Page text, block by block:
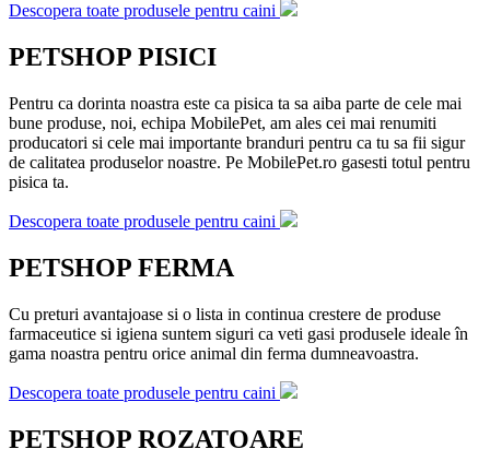
Descopera toate produsele pentru caini
PETSHOP PISICI
Pentru ca dorinta noastra este ca pisica ta sa aiba parte de cele mai
bune produse, noi, echipa MobilePet, am ales cei mai renumiti
producatori si cele mai importante branduri pentru ca tu sa fii sigur
de calitatea produselor noastre. Pe MobilePet.ro gasesti totul pentru
pisica ta.
Descopera toate produsele pentru caini
PETSHOP FERMA
Cu preturi avantajoase si o lista in continua crestere de produse
farmaceutice si igiena suntem siguri ca veti gasi produsele ideale în
gama noastra pentru orice animal din ferma dumneavoastra.
Descopera toate produsele pentru caini
PETSHOP ROZATOARE